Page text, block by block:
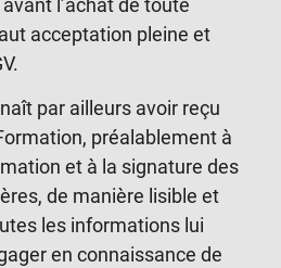
acceptation pleine et
par ailleurs avoir reçu
préalablement à
et à la signature des
de manière lisible et
les informations lui
en connaissance de